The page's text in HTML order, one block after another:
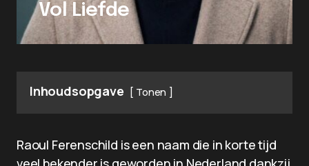
Vol Liefde
Inhoudsopgave Tonen
Raoul Ferenschild is een naam die in korte tijd